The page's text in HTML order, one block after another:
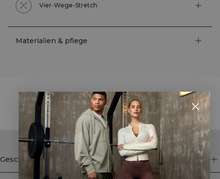
Vier-Wege-Stretch
Materialien & pflege
STYLE WITH
Geschäft